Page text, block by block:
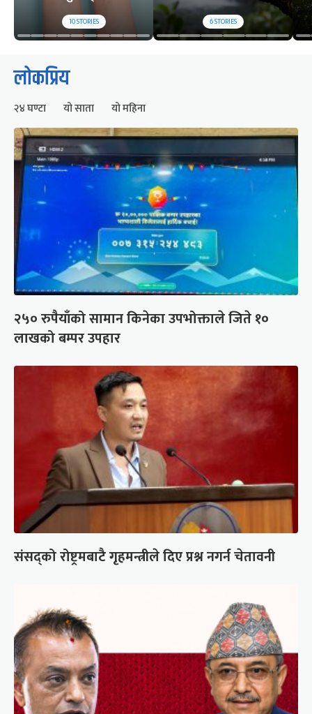
10STORIES 6STORIES
लोकप्रिय
२४ घण्टा यो साता यो महिना
२५० रुपैयाँको सामान किनेका उपभोक्ताले जिते १०
लाखको बम्पर उपहार
संसद्को रोष्ट्रमबाटै गृहमन्त्रीले दिए प्रश्न नगर्न चेतावनी